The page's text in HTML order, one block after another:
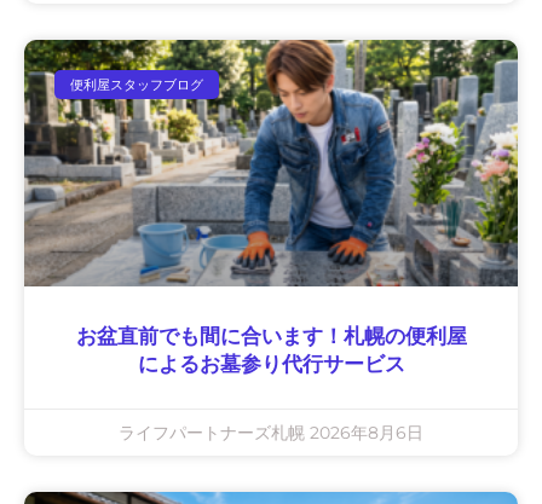
便利屋スタッフブログ
お盆直前でも間に合います！札幌の便利屋
によるお墓参り代行サービス
ライフパートナーズ札幌 2026年8月6日